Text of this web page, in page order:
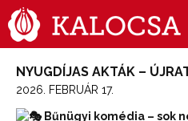
NYUGDÍJAS AKTÁK –
2026. FEBRUÁR 17.
Bűnügyi komédia – sok